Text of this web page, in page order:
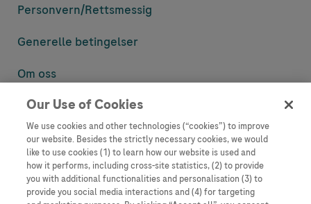
Personvern/Rettsmessig
Generelle betingelser
Om oss
Denne nettsiden inneholder informasjon som er målsatt til en stor
informasjon som ellers ikke er tilgjengelig eller gyldig i ditt land.
Vennligst vær oppmerksom på at vi ikke tar noe ansvar for tilgang til
informasjon som muligens ikke er i samsvar med noen gyldig juridisk
prosess, regulering, registrering eller bruk i bostedslandet ditt.
Roche har ikke alltid mulighet til å kvalitetssikre andres innlegg, men
Our Use of Cookies
We use cookies and other technologies (“cookies”) to improve
our website. Besides the strictly necessary cookies, we would
like to use cookies (1) to learn how our website is used and
how it performs, including cross-site statistics, (2) to provide
you with additional functionalities and personalisation (3) to
provide you social media interactions and (4) for targeting